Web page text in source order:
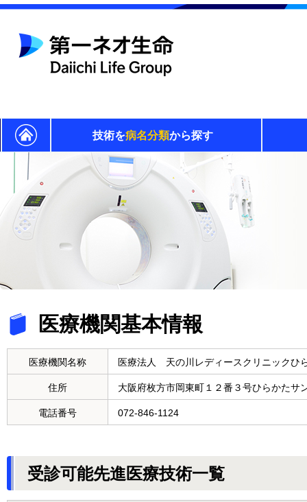
技術を病名分類から探す
医療機関基本情報
医療機関名称 医療法人 天の川レディースクリニックひ
住所 大阪府枚方市岡東町１２番３号ひらかたサ
電話番号 072-846-1124
受診可能先進医療技術一覧